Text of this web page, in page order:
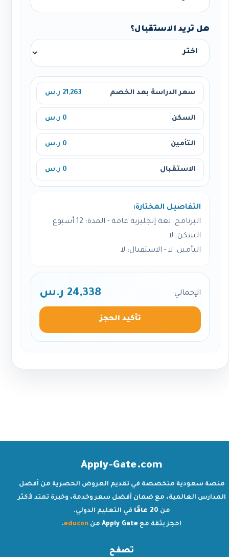
هل تريد الاستقبال؟
سعر الدراسة بعد الخصم 21,263 ر.س
السكن 0 ر.س
التأمين 0 ر.س
الاستقبال 0 ر.س
التفاصيل المختارة:
البرنامج: لغة إنجليزية عامة - المدة: 12 أسبوع
السكن: لا
التأمين: لا - الاستقبال: لا
الإجمالي 24,338 ر.س
تأكيد الحجز
Apply-Gate.com
منصة سعودية متخصصة في تقديم العروض الحصرية من أفضل
المدارس العالمية، مع ضمان أفضل سعر وخدمة، وخبرة تمتد لأكثر
من 20 عامًا
في التعليم الدولي.
احجز بثقة مع Apply Gate من educon
.
تصفح